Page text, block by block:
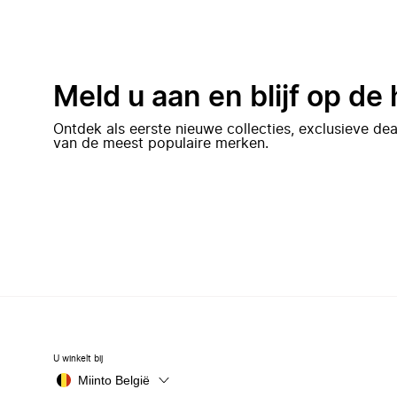
Meld u aan en blijf op de
Ontdek als eerste nieuwe collecties, exclusieve
van de meest populaire merken.
U winkelt bij
Miinto België